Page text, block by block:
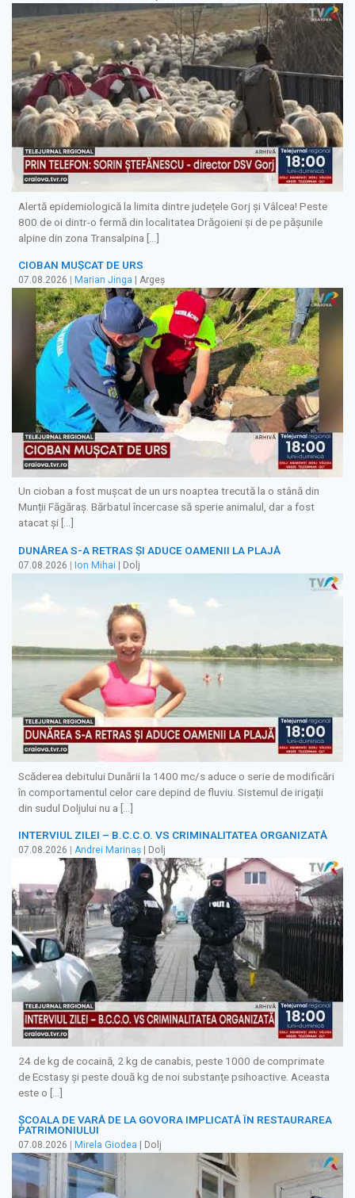
Alertă epidemiologică la limita dintre județele Gorj și Vâlcea! Peste
800 de oi dintr-o fermă din localitatea Drăgoieni și de pe pășunile
alpine din zona Transalpina […]
CIOBAN MUȘCAT DE URS
07.08.2026 Marian Jinga | Argeș
Un cioban a fost mușcat de un urs noaptea trecută la o stână din
Munții Făgăraș. Bărbatul încercase să sperie animalul, dar a fost
atacat și […]
DUNĂREA S-A RETRAS ŞI ADUCE OAMENII LA PLAJĂ
07.08.2026 | Ion Mihai | Dolj
Scăderea debitului Dunării la 1400 mc/s aduce o serie de modificări
în comportamentul celor care depind de fluviu. Sistemul de irigații
din sudul Doljului nu a […]
INTERVIUL ZILEI – B.C.C.O. VS CRIMINALITATEA ORGANIZATĂ
07.08.2026 Andrei Marinaș | Dolj
24 de kg de cocaină, 2 kg de canabis, peste 1000 de comprimate
de Ecstasy și peste două kg de noi substanțe psihoactive. Aceasta
este o […]
ȘCOALA DE VARĂ DE LA GOVORA IMPLICATĂ ÎN RESTAURAREA
PATRIMONIULUI
07.08.2026 Mirela Giodea | Dolj